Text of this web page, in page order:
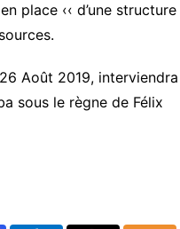
place ‹‹ d’une
Août 2019,
sous le règne de Félix